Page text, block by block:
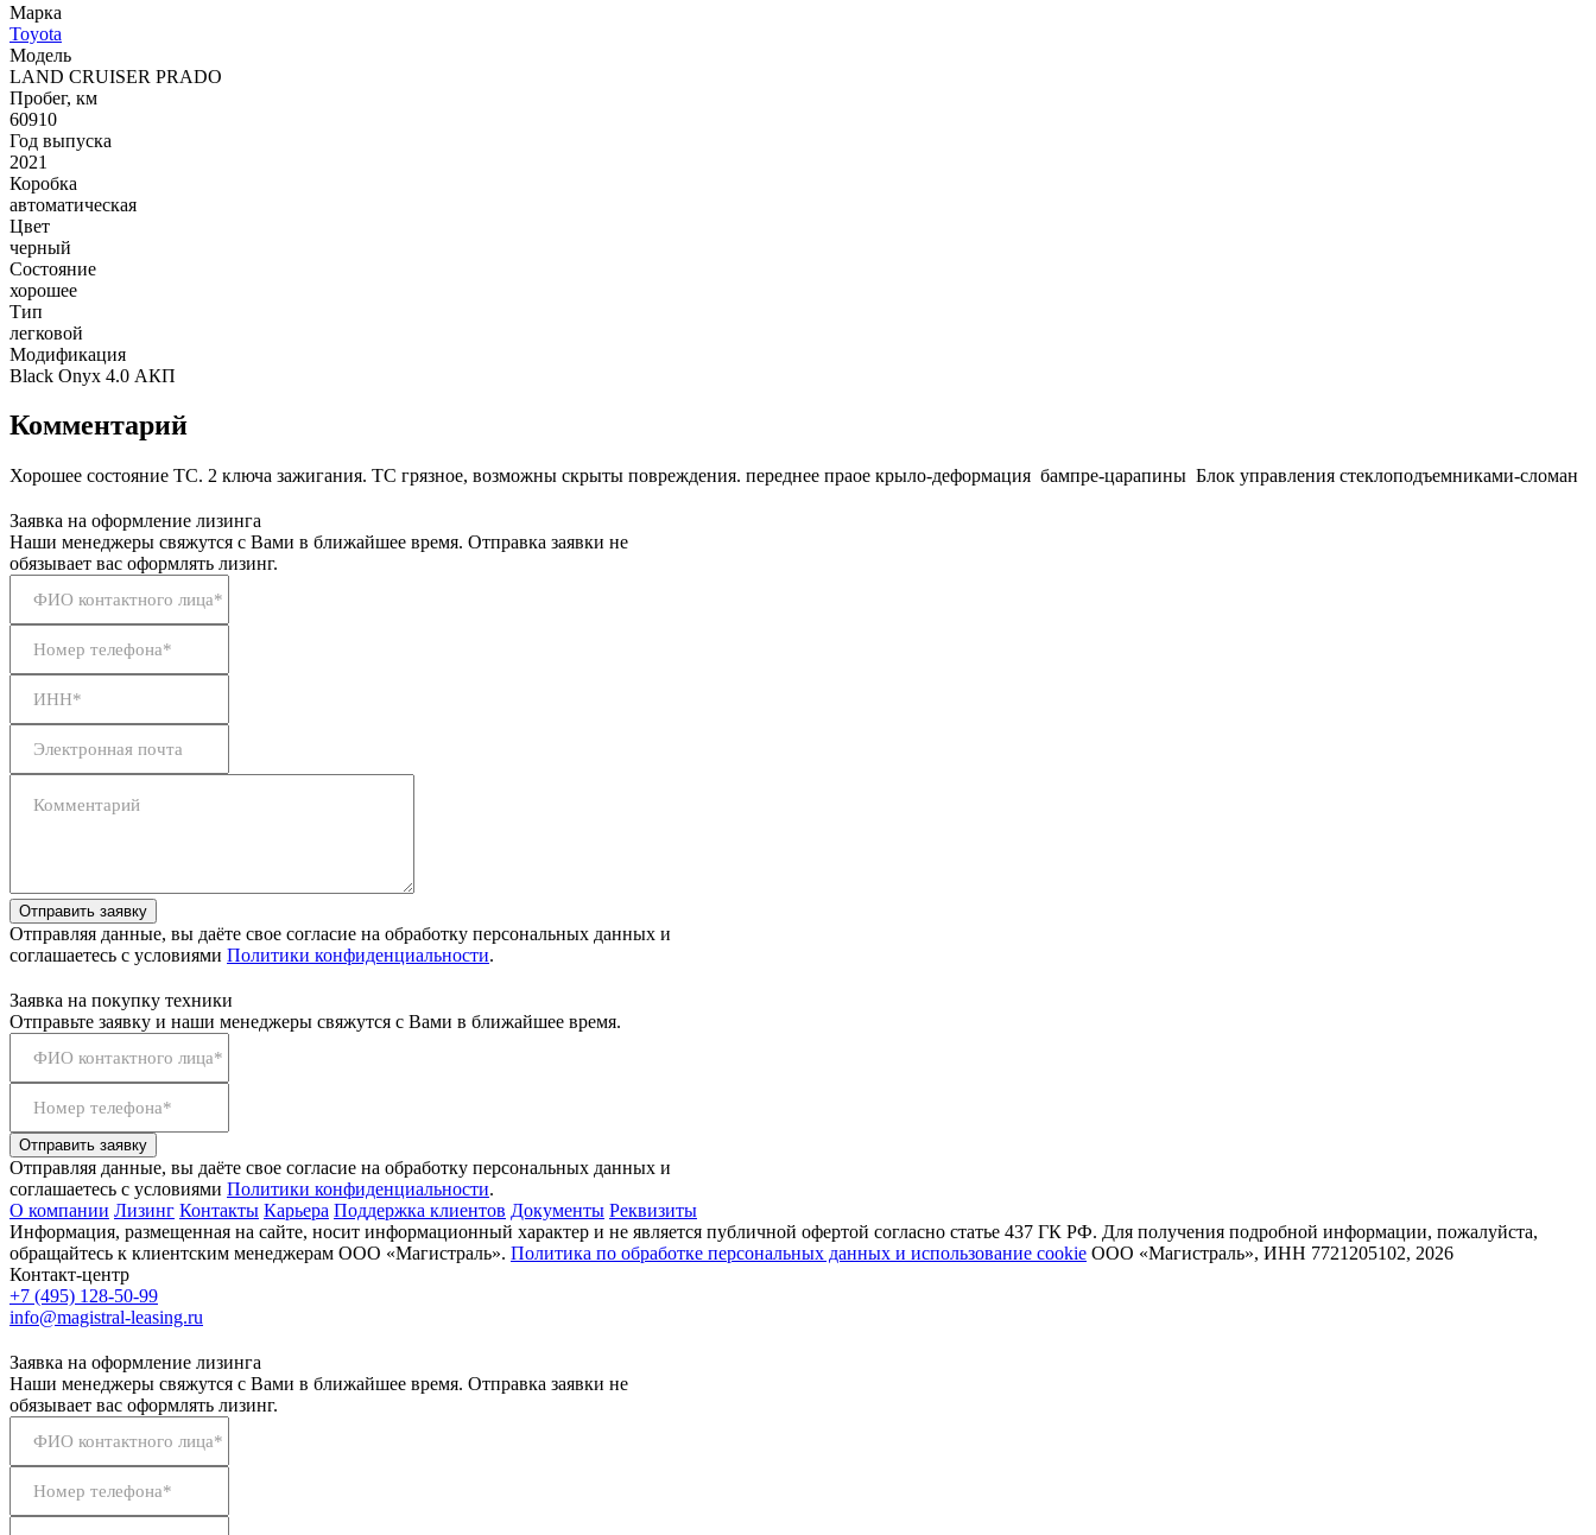
Марка
Toyota
Модель
LAND CRUISER PRADO
Пробег, км
60910
Год выпуска
2021
Коробка
автоматическая
Цвет
черный
Состояние
хорошее
Тип
легковой
Модификация
Black Onyx 4.0 АКП
Комментарий
Хорошее состояние ТС. 2 ключа зажигания. ТС грязное, возможны скрыты повреждения. переднее праое крыло-деформация бампре-царапины Блок управления стеклоподъемниками-сломан
Заявка на оформление лизинга
Наши менеджеры свяжутся с Вами в ближайшее время. Отправка заявки не
обязывает вас оформлять лизинг.
ФИО контактного лица*
Номер телефона*
ИНН*
Электронная почта
Комментарий
Отправить заявку
Отправляя данные, вы даёте свое согласие на обработку персональных данных и
соглашаетесь с условиями Политики конфиденциальности.
Заявка на покупку техники
Отправьте заявку и наши менеджеры свяжутся с Вами в ближайшее время.
ФИО контактного лица*
Номер телефона*
Отправить заявку
Отправляя данные, вы даёте свое согласие на обработку персональных данных и
соглашаетесь с условиями Политики конфиденциальности.
О компании Лизинг Контакты Карьера Поддержка клиентов Документы Реквизиты
Информация, размещенная на сайте, носит информационный характер и не является публичной офертой согласно статье 437 ГК РФ. Для получения подробной информации, пожалуйста,
обращайтесь к клиентским менеджерам ООО «Магистраль». Политика по обработке персональных данных и использование сookie ООО «Магистраль», ИНН 7721205102, 2026
Контакт-центр
+7 (495) 128-50-99
info@magistral-leasing.ru
Заявка на оформление лизинга
Наши менеджеры свяжутся с Вами в ближайшее время. Отправка заявки не
обязывает вас оформлять лизинг.
ФИО контактного лица*
Номер телефона*